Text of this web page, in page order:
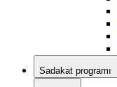
Sadakat programı